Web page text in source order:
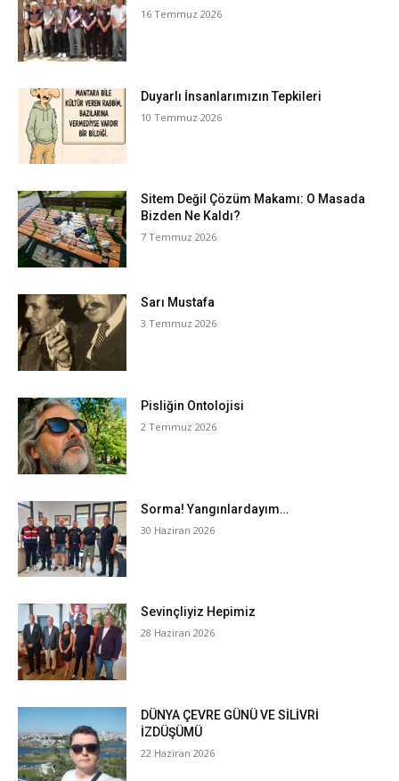
16 Temmuz 2026
Duyarlı İnsanlarımızın Tepkileri
10 Temmuz 2026
Sitem Değil Çözüm Makamı: O Masada
Bizden Ne Kaldı?
7 Temmuz 2026
Sarı Mustafa
3 Temmuz 2026
Pisliğin Ontolojisi
2 Temmuz 2026
Sorma! Yangınlardayım…
30 Haziran 2026
Sevinçliyiz Hepimiz
28 Haziran 2026
DÜNYA ÇEVRE GÜNÜ VE SİLİVRİ
İZDÜŞÜMÜ
22 Haziran 2026